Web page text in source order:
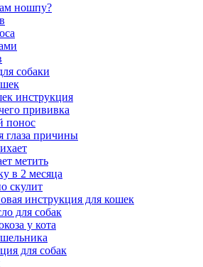
ношпу?
собаки
инструкция
прививка
понос
глаза причины
метить
в 2 месяца
скулит
инструкция для кошек
для собак
у кота
для собак